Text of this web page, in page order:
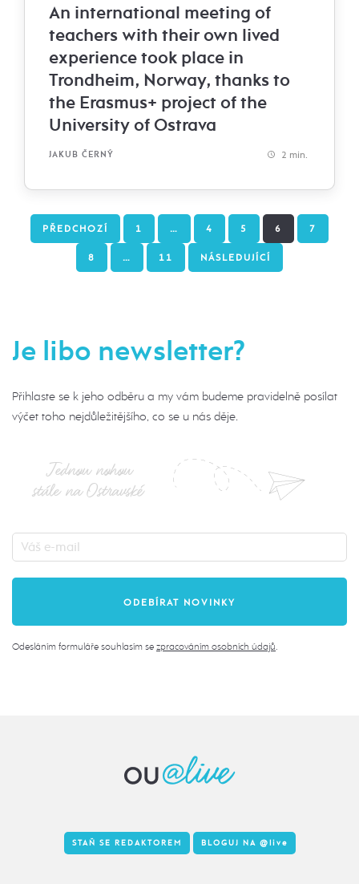
An international meeting of
teachers with their own lived
experience took place in
Trondheim, Norway, thanks to
the Erasmus+ project of the
University of Ostrava
JAKUB ČERNÝ 2 min.
PŘEDCHOZÍ 1 … 4 5 6 7
8 … 11 NÁSLEDUJÍCÍ
Je libo newsletter?
Přihlaste se k jeho odběru a my vám budeme pravidelně posílat
výčet toho nejdůležitějšího, co se u nás děje.
Jednou nohou
stále na Ostravské
Odesláním formuláře souhlasím se zpracováním osobních údajů
STAŇ SE REDAKTOREM BLOGUJ NA @live